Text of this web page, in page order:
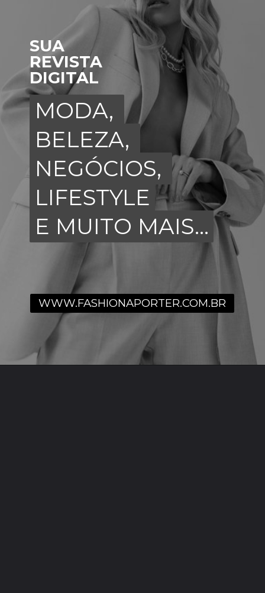
SUA
REVISTA
DIGITAL
WWW.FASHIONAPORTER.COM.BR
MODA,
BELEZA,
NEGÓCIOS,
LIFESTYLE
E MUITO MAIS...
MODA,
BELEZA,
NEGÓCIOS,
LIFESTYLE
E MUITO MAIS...